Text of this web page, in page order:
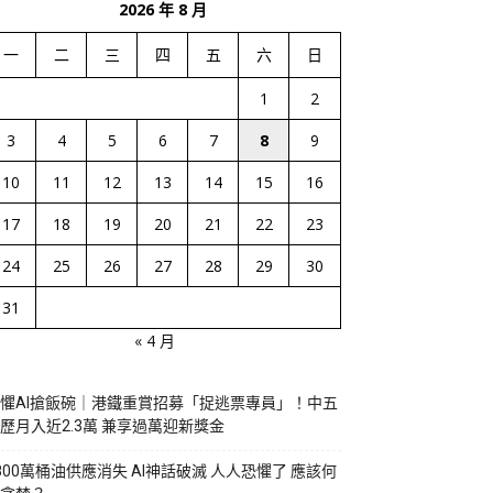
2026 年 8 月
一 二 三 四 五 六 日
1
2
3
4 5 6 7 8
9
10
11 12 13 14 15
16
17
18 19 20 21 22
23
24
25 26 27 28 29
30
31
« 4 月
AI搶飯碗｜港鐵重賞招募「捉逃票專員」！中五
月入近2.3萬 兼享過萬迎新獎金
萬桶油供應消失 AI神話破滅 人人恐懼了 應該何